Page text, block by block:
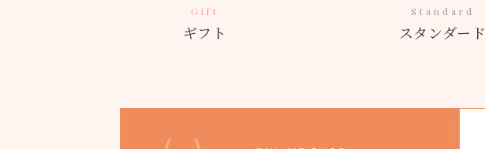
Gift
ギフト
Standard
スタンダード